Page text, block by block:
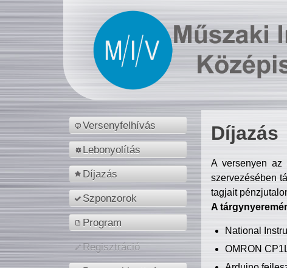
Versenyfelhívás
Lebonyolítás
Díjazás
Szponzorok
Program
Regisztráció
Díjazás
A versenyen az
szervezésében
tagjait
A
National
OMRON